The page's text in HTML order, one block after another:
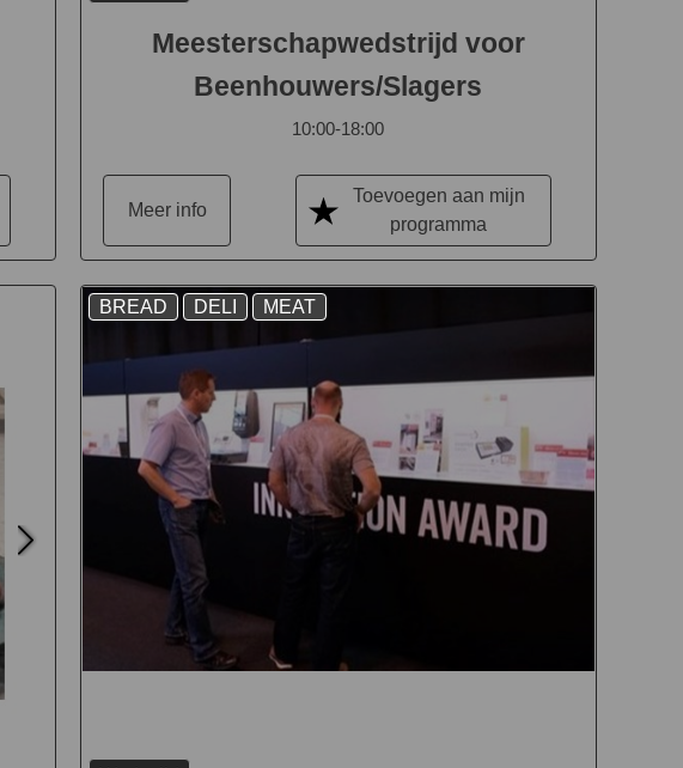
Meesterschapwedstrijd voor
Beenhouwers/Slagers
10:00-18:00
Meer info
Toevoegen aan mijn
programma
BREAD DELI MEAT